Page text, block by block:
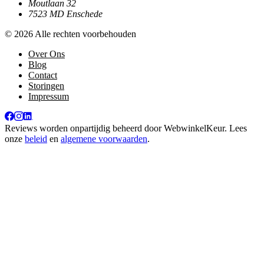
Moutlaan 32
7523 MD Enschede
© 2026 Alle rechten voorbehouden
Over Ons
Blog
Contact
Storingen
Impressum
Reviews worden onpartijdig beheerd doorWebwinkelKeur. Lees
onze beleid en algemene voorwaarden.